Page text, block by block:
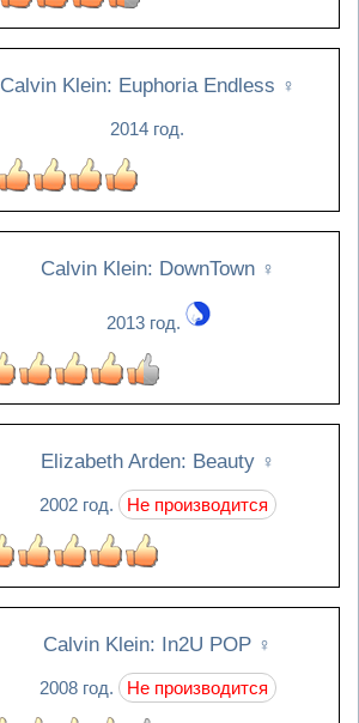
Calvin Klein: Euphoria Endless ♀
2014 год.
Calvin Klein: DownTown ♀
2013 год.
Elizabeth Arden: Beauty ♀
2002 год. Не производится
Calvin Klein: In2U POP ♀
2008 год. Не производится